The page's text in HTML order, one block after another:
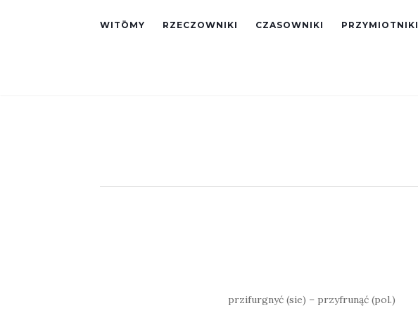
WITŌMY RZECZOWNIKI CZASOWNIKI PRZYMIOTNIKI
przifurgnyć (sie) – przyfrunąć (pol.)